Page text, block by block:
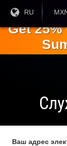
Текущий
RU
Get 25%
Ваш адрес